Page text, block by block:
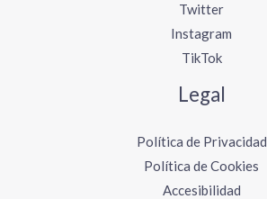
Twitter
Instagram
TikTok
Legal
Política de Privacidad
Política de Cookies
Accesibilidad